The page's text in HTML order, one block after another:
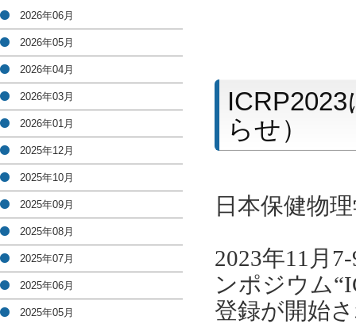
らせ）
日本保健物
2023年11月
ンポジウム
登録が開始
2026年06月
2026年05月
2026年04月
2026年03月
2026年01月
2025年12月
2025年10月
2025年09月
2025年08月
2025年07月
2025年06月
2025年05月